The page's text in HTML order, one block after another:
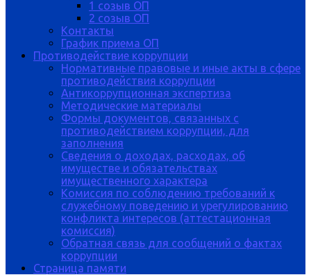
1 созыв ОП
2 созыв ОП
Контакты
График приема ОП
Противодействие коррупции
Нормативные правовые и иные акты в сфере
противодействия коррупции
Антикоррупционная экспертиза
Методические материалы
Формы документов, связанных с
противодействием коррупции, для
заполнения
Сведения о доходах, расходах, об
имуществе и обязательствах
имущественного характера
Комиссия по соблюдению требований к
служебному поведению и урегулированию
конфликта интересов (аттестационная
комиссия)
Обратная связь для сообщений о фактах
коррупции
Страница памяти